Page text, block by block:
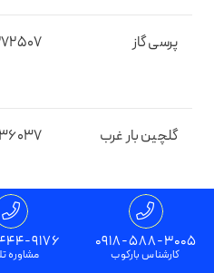
پرسی گاز
گلچین بار غرب
0918-588-3005
کارشناس بارکوب
9176
مشاوره